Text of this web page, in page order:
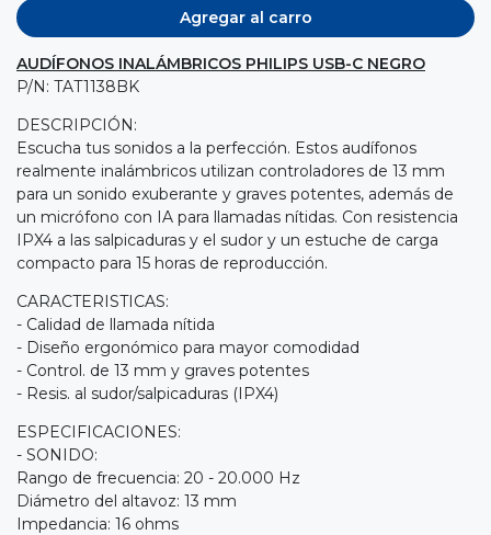
Agregar al carro
AUDÍFONOS INALÁMBRICOS PHILIPS USB-C NEGRO
P/N: TAT1138BK
DESCRIPCIÓN:
Escucha tus sonidos a la perfección. Estos audífonos
realmente inalámbricos utilizan controladores de 13 mm
para un sonido exuberante y graves potentes, además de
un micrófono con IA para llamadas nítidas. Con resistencia
IPX4 a las salpicaduras y el sudor y un estuche de carga
compacto para 15 horas de reproducción.
CARACTERISTICAS:
- Calidad de llamada nítida
- Diseño ergonómico para mayor comodidad
- Control. de 13 mm y graves potentes
- Resis. al sudor/salpicaduras (IPX4)
ESPECIFICACIONES:
- SONIDO:
Rango de frecuencia: 20 - 20.000 Hz
Diámetro del altavoz: 13 mm
Impedancia: 16 ohms